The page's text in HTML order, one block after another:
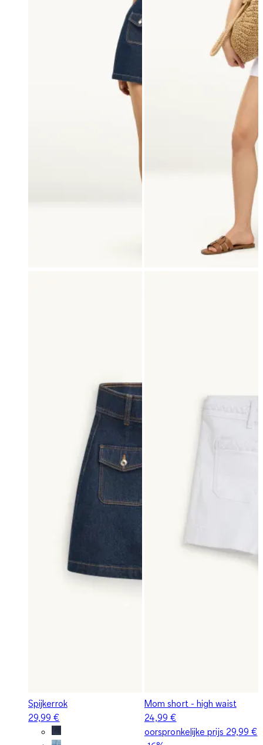
Spijkerrok
29,99 €
Mom short - high waist
24,99 €
oorspronkelijke prijs 29,99 €